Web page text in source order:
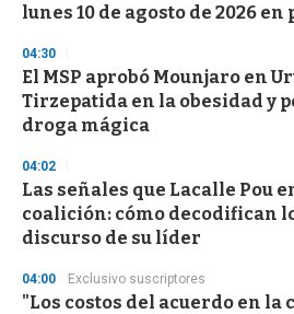
lunes 10 de agosto de 2026 en
04:30
El MSP aprobó Mounjaro en
Tirzepatida en la obesidad y
droga mágica
04:02
Las señales que Lacalle Pou
coalición: cómo decodifican
discurso de su líder
04:00 Exclusivo suscriptores
"Los costos del acuerdo en la